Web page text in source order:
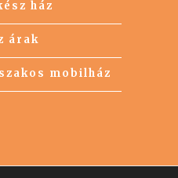
ház
árak
mobilház